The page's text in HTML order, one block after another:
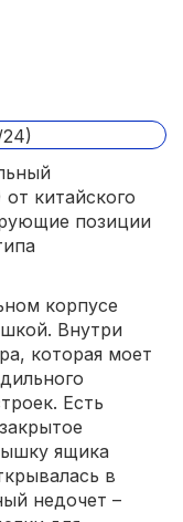
китайского
позиции
корпусе
Внутри
которая моет
Есть
ящика
в
недочет –